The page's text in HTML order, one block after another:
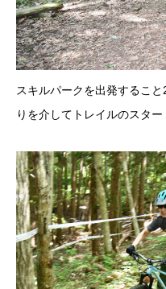
スキルパークを出発するこ
りを介してトレイルのスター